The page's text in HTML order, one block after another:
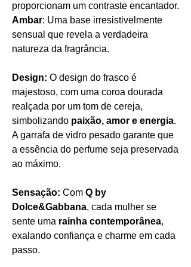
proporcionam um contraste encantador.
Ambar: Uma base irresistivelmente
sensual que revela a verdadeira
natureza da fragrância.
Design: O design do frasco é
majestoso, com uma coroa dourada
realçada por um tom de cereja,
simbolizando paixão, amor e energia.
A garrafa de vidro pesado garante que
a essência do perfume seja preservada
ao máximo.
Sensação: Com Q by
Dolce&Gabbana, cada mulher se
sente uma rainha contemporânea,
exalando confiança e charme em cada
passo.